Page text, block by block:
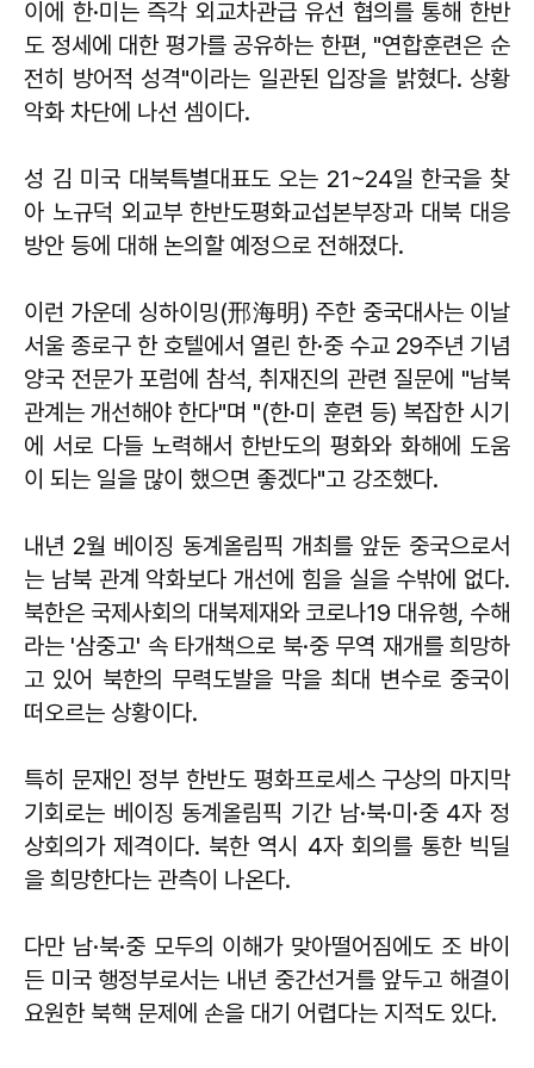
이에 한·미는 즉각 외교차관급 유선 협의를 통해 한반
도 정세에 대한 평가를 공유하는 한편, "연합훈련은 순
전히 방어적 성격"이라는 일관된 입장을 밝혔다. 상황
악화 차단에 나선 셈이다.
성 김 미국 대북특별대표도 오는 21~24일 한국을 찾
아 노규덕 외교부 한반도평화교섭본부장과 대북 대응
방안 등에 대해 논의할 예정으로 전해졌다.
이런 가운데 싱하이밍(邢海明) 주한 중국대사는 이날
서울 종로구 한 호텔에서 열린 한·중 수교 29주년 기념
양국 전문가 포럼에 참석, 취재진의 관련 질문에 "남북
관계는 개선해야 한다"며 "(한·미 훈련 등) 복잡한 시기
에 서로 다들 노력해서 한반도의 평화와 화해에 도움
이 되는 일을 많이 했으면 좋겠다"고 강조했다.
내년 2월 베이징 동계올림픽 개최를 앞둔 중국으로서
는 남북 관계 악화보다 개선에 힘을 실을 수밖에 없다.
북한은 국제사회의 대북제재와 코로나19 대유행, 수해
라는 '삼중고' 속 타개책으로 북·중 무역 재개를 희망하
고 있어 북한의 무력도발을 막을 최대 변수로 중국이
떠오르는 상황이다.
특히 문재인 정부 한반도 평화프로세스 구상의 마지막
기회로는 베이징 동계올림픽 기간 남·북·미·중 4자 정
상회의가 제격이다. 북한 역시 4자 회의를 통한 빅딜
을 희망한다는 관측이 나온다.
다만 남·북·중 모두의 이해가 맞아떨어짐에도 조 바이
든 미국 행정부로서는 내년 중간선거를 앞두고 해결이
요원한 북핵 문제에 손을 대기 어렵다는 지적도 있다.